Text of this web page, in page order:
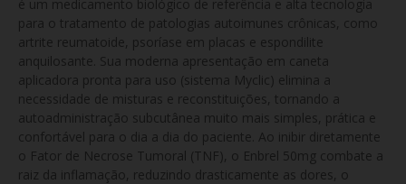
é um medicamento biológico de referência e alta tecnologia
para o tratamento de patologias autoimunes crônicas, como
artrite reumatoide, psoríase em placas e espondilite
anquilosante. Sua moderna apresentação em caneta
aplicadora pronta para uso (sistema Myclic) elimina a
necessidade de misturas e reconstituições, tornando a
autoadministração subcutânea muito mais simples, prática e
confortável para o dia a dia do paciente. Ao inibir diretamente
o Fator de Necrose Tumoral (TNF), o Enbrel 50mg combate a
raiz da inflamação, reduzindo drasticamente as dores, o